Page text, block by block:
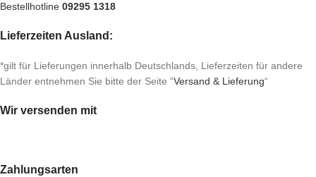
Bestellhotline 09295 1318
Lieferzeiten Ausland:
*gilt für Lieferungen innerhalb Deutschlands, Lieferzeiten für andere
Länder entnehmen Sie bitte der Seite “Versand & Lieferung“
Wir versenden mit
Zahlungsarten